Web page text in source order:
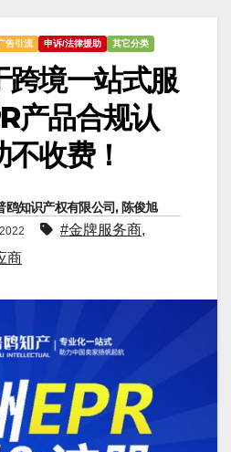
告引流 申诉/法律援助 其它分类
跨境一站式服
产品合规认
收费！
鸥知识产权有限公司, 陈俊旭
#金牌服务商,
商